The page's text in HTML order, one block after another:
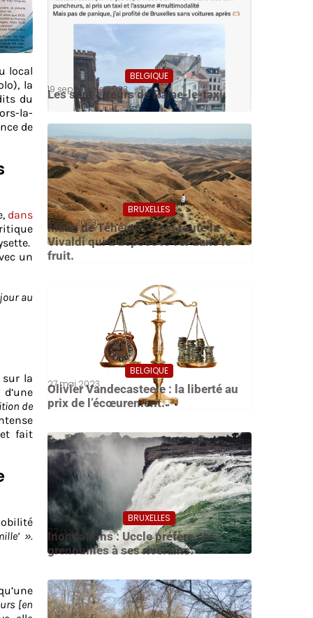
local
la
du
la-
de
dans
un
au
sur la
de
fait
».
[en
BELGIQUE
19 septembre 2023
Les sept erreurs de Rajae-le-taxi.
BRUXELLES
21 juin 2023
Maire de Téhéran : c’est toute la
Vivaldi qui a déposé le ver dans le
fruit.
BELGIQUE
27 mai 2023
Olivier Vandecasteele : la liberté au
prix de l’écœurement.
BRUXELLES
22 août 2021
Inondations : Uccle préfère ses
grenouilles à ses riverains.